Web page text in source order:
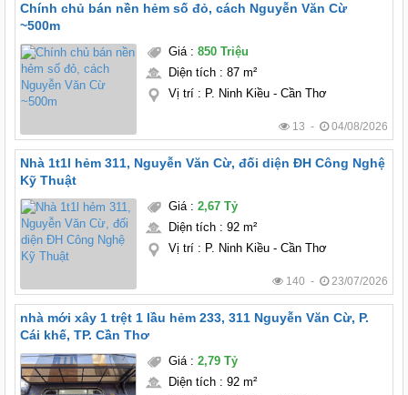
Chính chủ bán nền hẻm số đỏ, cách Nguyễn Văn Cừ
~500m
Giá: 850 Triệu
Diện tích: 87 m²
Vị trí: P. Ninh Kiều - Cần Thơ
13 - 04/08/2026
Nhà 1t1l hẻm 311, Nguyễn Văn Cừ, đối diện ĐH Công Nghệ
Kỹ Thuật
Giá: 2,67 Tỷ
Diện tích: 92 m²
Vị trí: P. Ninh Kiều - Cần Thơ
140 - 23/07/2026
nhà mới xây 1 trệt 1 lầu hẻm 233, 311 Nguyễn Văn Cừ, P.
Cái khế, TP. Cần Thơ
Giá: 2,79 Tỷ
Diện tích: 92 m²